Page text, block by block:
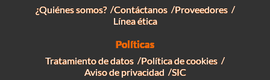
¿Quiénes somos?
Contáctanos
Proveedores
Línea ética
Políticas
Tratamiento de datos
Política de cookies
Aviso de privacidad
SIC